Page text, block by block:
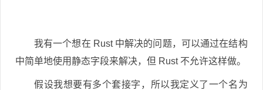
我有一个想在 Rust 中解决的问题，可以通过在结构
中简单地使用静态字段来解决，但 Rust 不允许这样做。
假设我想要有多个套接字，所以我定义了一个名为